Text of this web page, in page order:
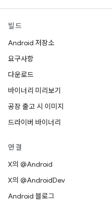
빌드
Android 저장소
요구사항
다운로드
바이너리 미리보기
공장 출고 시 이미지
드라이버 바이너리
연결
X의 @Android
X의 @AndroidDev
Android 블로그